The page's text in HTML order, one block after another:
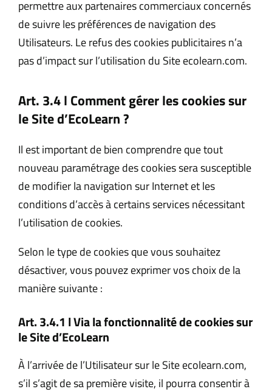
permettre aux partenaires commerciaux concernés
de suivre les préférences de navigation des
Utilisateurs. Le refus des cookies publicitaires n’a
pas d’impact sur l’utilisation du Site ecolearn.com.
Art. 3.4 l Comment gérer les cookies sur
le Site d’EcoLearn?
Il est important de bien comprendre que tout
nouveau paramétrage des cookies sera susceptible
de modifier la navigation sur Internet et les
conditions d’accès à certains services nécessitant
l’utilisation de cookies.
Selon le type de cookies que vous souhaitez
désactiver, vous pouvez exprimer vos choix de la
manière suivante :
Art. 3.4.1 l Via la fonctionnalité de cookies sur
le Site d’EcoLearn
À l’arrivée de l’Utilisateur sur le Site ecolearn.com,
s’il s’agit de sa première visite, il pourra consentir à